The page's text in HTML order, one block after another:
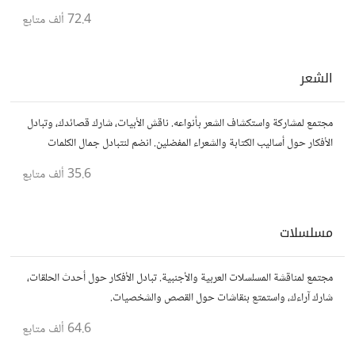
72.4 ألف متابع
الشعر
مجتمع لمشاركة واستكشاف الشعر بأنواعه. ناقش الأبيات، شارك قصائدك، وتبادل
الأفكار حول أساليب الكتابة والشعراء المفضلين. انضم لنتبادل جمال الكلمات
35.6 ألف متابع
مسلسلات
مجتمع لمناقشة المسلسلات العربية والأجنبية. تبادل الأفكار حول أحدث الحلقات،
شارك آراءك، واستمتع بنقاشات حول القصص والشخصيات.
64.6 ألف متابع